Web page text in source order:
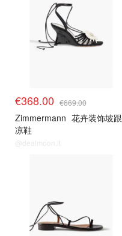
€368.00 €669.00
Zimmermann 花卉装饰坡跟
凉鞋
@dealmoon.it